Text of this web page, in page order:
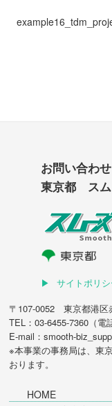
お問い合わせ
東京都 スム
サイトポリ
〒107-0052 東京都港区
TEL：03-6455-7360（電
E-mail：smooth-
※本事業の事務局は、東
おります。
HOME